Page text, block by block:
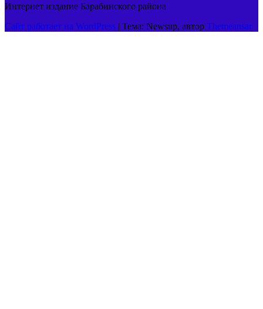
Интернет издание Барабинского района
Сайт работает на WordPress | Тема: Newsup, автор Themeansar